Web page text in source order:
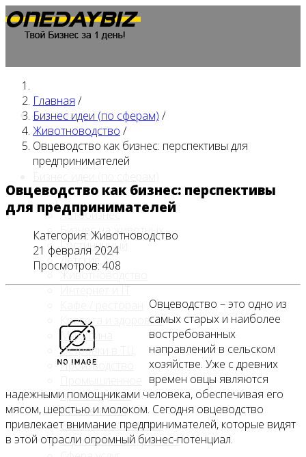
Главная
Автобизнес
Бизнес на животных
Гостиничный
Детские
Животноводство
Красота и здоровье
Медицина
Островки в ТЦ
Производство
производство
Развлечения
Сельское хозяйство
Строительство, ремонт
Главная /
Бизнес идеи (по сферам) /
Животноводство /
Овцеводство как бизнес: перспективы для
предпринимателей
Овцеводство как бизнес: перспективы
для предпринимателей
Категория: Животноводство
21 февраля 2024
Просмотров: 408
Овцеводство – это одно из
самых старых и наиболее
востребованных
направлений в сельском
хозяйстве. Уже с древних
времен овцы являются
надежными помощниками человека, обеспечивая его
мясом, шерстью и молоком. Сегодня овцеводство
привлекает внимание предпринимателей, которые видят
в этой отрасли огромный бизнес-потенциал.